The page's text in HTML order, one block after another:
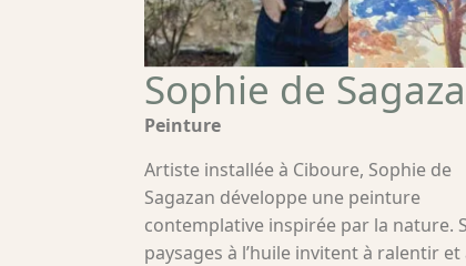
Sophie de
Peinture
Artiste installée à Ciboure, Sophie de
Sagazan développe une peinture
contemplative inspirée par la nature.
paysages à l’huile invitent à ralentir et